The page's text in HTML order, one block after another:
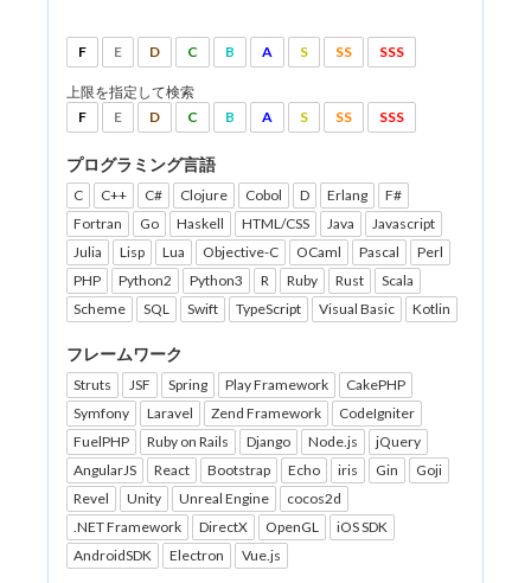
F E D C B A S SS SSS
上限を指定して検索
F
E D C B A S SS SSS
プログラミング言語
C C++ C# Clojure Cobol D Erlang
F#
Fortran
Go Haskell HTML/CSS Java
Javascript
Julia
Lisp Lua Objective-C OCaml Pascal
Perl
PHP
Python2 Python3 R Ruby Rust
Scala
Scheme
SQL Swift TypeScript Visual Basic Kotlin
フレームワーク
Struts JSF Spring Play Framework
CakePHP
Symfony
Laravel Zend Framework
CodeIgniter
FuelPHP
Ruby on Rails Django Node.js
jQuery
AngularJS
React Bootstrap Echo iris Gin
Goji
Revel
Unity Unreal Engine
cocos2d
.NET Framework
DirectX OpenGL
iOS SDK
AndroidSDK
Electron Vue.js